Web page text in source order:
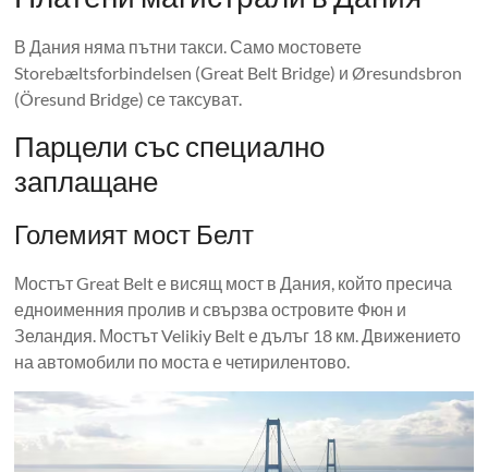
В Дания няма пътни такси. Само мостовете
Storebæltsforbindelsen (Great Belt Bridge) и Øresundsbron
(Öresund Bridge) се таксуват.
Парцели със специално
заплащане
Големият мост Белт
Мостът Great Belt е висящ мост в Дания, който пресича
едноименния пролив и свързва островите Фюн и
Зеландия. Мостът Velikiy Belt е дълъг 18 км. Движението
на автомобили по моста е четирилентово.